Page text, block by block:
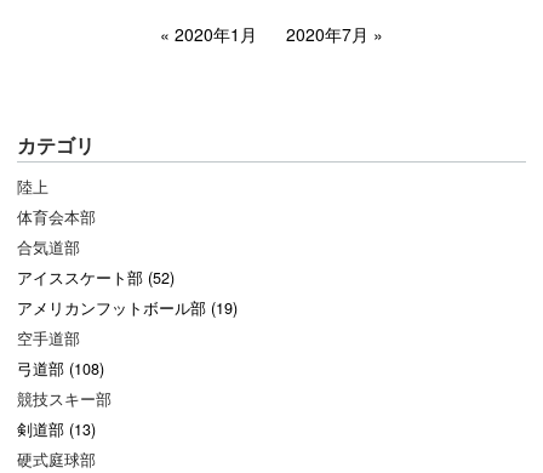
2020年1月 2020年7月
カテゴリ
陸上
体育会本部
合気道部
アイススケート部 (52)
アメリカンフットボール部 (19)
空手道部
弓道部 (108)
競技スキー部
剣道部 (13)
硬式庭球部